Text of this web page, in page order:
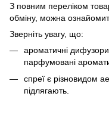
З повним переліком
обміну, можна
Зверніть увагу, що:
ароматичні
парфумовані
спреї є різновидом
підлягають.